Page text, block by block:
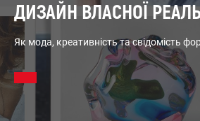
ДИЗАЙН ВЛАСНОЇ
Як мода, креативність та свідомість